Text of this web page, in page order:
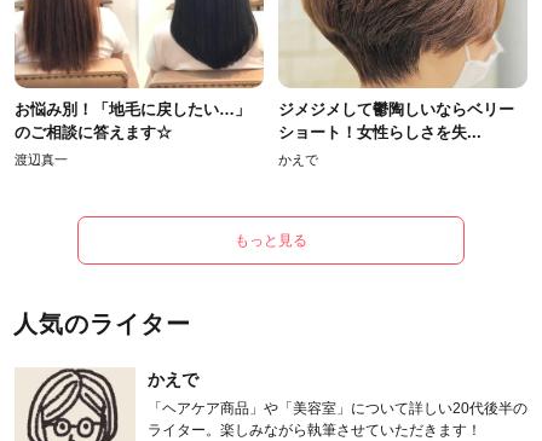
お悩み別！「地毛に戻したい…」
のご相談に答えます☆
渡辺真一
ジメジメして鬱陶しいならベリー
ショート！女性らしさを失...
かえで
もっと見る
人気のライター
かえで
「ヘアケア商品」や「美容室」について詳しい20代後半の
ライター。楽しみながら執筆させていただきます！